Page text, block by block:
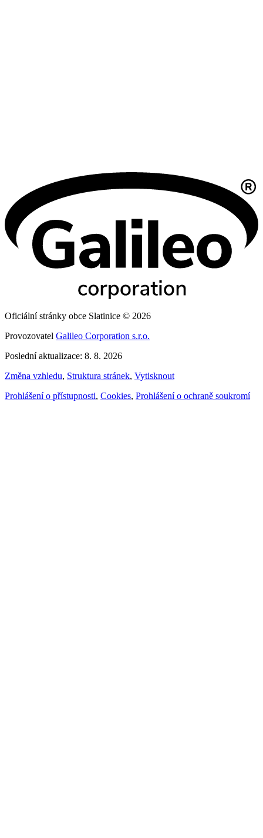
Oficiální stránky obce Slatinice © 2026
Provozovatel Galileo Corporation s.r.o.
Poslední aktualizace: 8. 8. 2026
Změna vzhledu, Struktura stránek, Vytisknout
Prohlášení o přístupnosti, Cookies, Prohlášení o ochraně soukromí